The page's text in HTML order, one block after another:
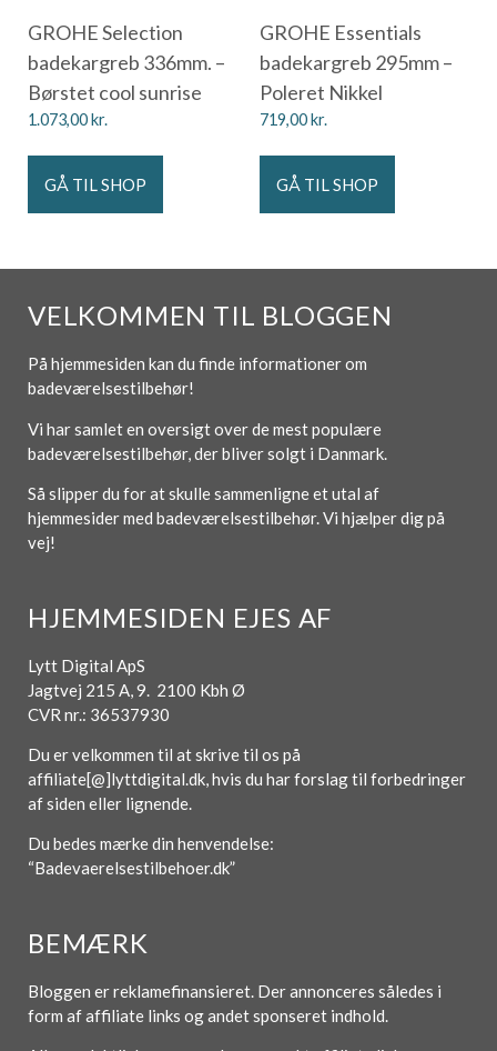
GROHE Selection
badekargreb 336mm. –
Børstet cool sunrise
1.073,00kr.
GÅ TIL SHOP
GROHE Essentials
badekargreb 295mm –
Poleret Nikkel
719,00kr.
GÅ TIL SHOP
VELKOMMEN TIL BLOGGEN
På hjemmesiden kan du finde informationer om
badeværelsestilbehør!
Vi har samlet en oversigt over de mest populære
badeværelsestilbehør, der bliver solgt i Danmark.
Så slipper du for at skulle sammenligne et utal af
hjemmesider med badeværelsestilbehør. Vi hjælper dig på
vej!
HJEMMESIDEN EJES AF
Lytt Digital ApS
Jagtvej 215 A, 9. 2100 Kbh Ø
CVR nr.: 36537930
Du er velkommen til at skrive til os på
affiliate[@]lyttdigital.dk, hvis du har forslag til forbedringer
af siden eller lignende.
Du bedes mærke din henvendelse:
“Badevaerelsestilbehoer.dk”
BEMÆRK
Bloggen er reklamefinansieret. Der annonceres således i
form af affiliate links og andet sponseret indhold.